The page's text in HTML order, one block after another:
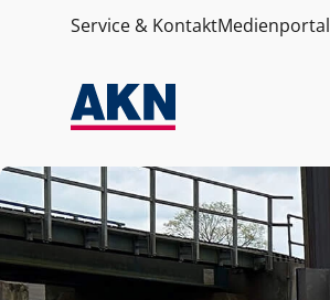
Service & KontaktMedienportal